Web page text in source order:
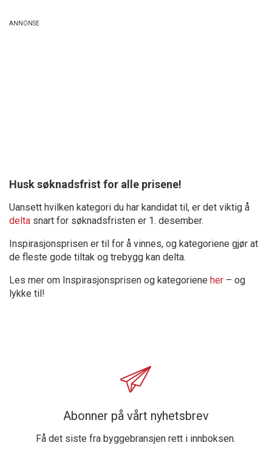
Husk søknadsfrist for alle prisene!
Uansett hvilken kategori du har kandidat til, er det viktig å
delta snart for søknadsfristen er 1. desember.
Inspirasjonsprisen er til for å vinnes, og kategoriene gjør at
de fleste gode tiltak og trebygg kan delta.
Les mer om Inspirasjonsprisen og kategoriene her – og
lykke til!
Abonner på vårt nyhetsbrev
Få det siste fra byggebransjen rett i innboksen.